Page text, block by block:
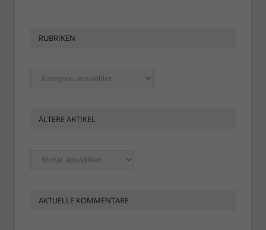
RUBRIKEN
Rubriken
ÄLTERE ARTIKEL
Ältere
Artikel
AKTUELLE KOMMENTARE